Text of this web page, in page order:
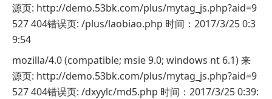
源页: http://demo.53bk.com/plus/mytag_js.php?aid=9
527 404错误页: /plus/laobiao.php 时间：2017/3/25 0:3
9:54
mozilla/4.0 (compatible; msie 9.0; windows nt 6.1) 来
源页: http://demo.53bk.com/plus/mytag_js.php?aid=9
527 404错误页: /dxyylc/md5.php 时间：2017/3/25 0:39: